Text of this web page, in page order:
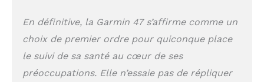
couverture réseau
où la connectivité
des données est
alertes de
En définitive, la Garmin 47 s’affirme comme un
choix de premier ordre pour quiconque place
le suivi de sa santé au cœur de ses
préoccupations. Elle n’essaie pas de répliquer